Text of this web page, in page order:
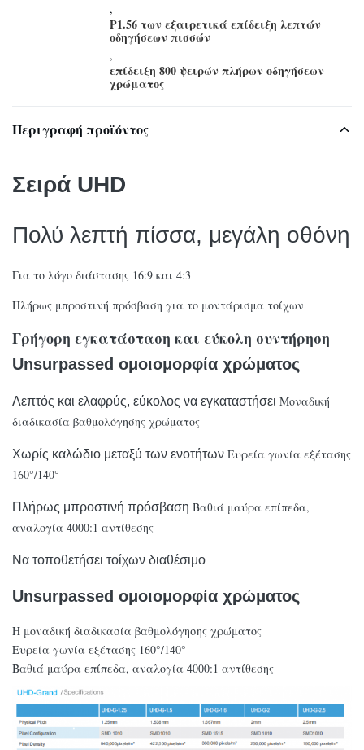
,
P1.56 των εξαιρετικά επίδειξη λεπτών
οδηγήσεων πισσών
,
επίδειξη 800 ψειρών πλήρων οδηγήσεων
χρώματος
Περιγραφή προϊόντος
Σειρά UHD
Πολύ λεπτή πίσσα, μεγάλη οθόνη
Για το λόγο διάστασης 16:9 και 4:3
Πλήρως μπροστινή πρόσβαση για το μοντάρισμα τοίχων
Γρήγορη εγκατάσταση και εύκολη συντήρηση
Unsurpassed ομοιομορφία χρώματος
Λεπτός και ελαφρύς, εύκολος να εγκαταστήσει Μοναδική
διαδικασία βαθμολόγησης χρώματος
Χωρίς καλώδιο μεταξύ των ενοτήτων Ευρεία γωνία εξέτασης
160°/140°
Πλήρως μπροστινή πρόσβαση Βαθιά μαύρα επίπεδα,
αναλογία 4000:1 αντίθεσης
Να τοποθετήσει τοίχων διαθέσιμο
Unsurpassed ομοιομορφία χρώματος
Η μοναδική διαδικασία βαθμολόγησης χρώματος
Ευρεία γωνία εξέτασης 160°/140°
Βαθιά μαύρα επίπεδα, αναλογία 4000:1 αντίθεσης